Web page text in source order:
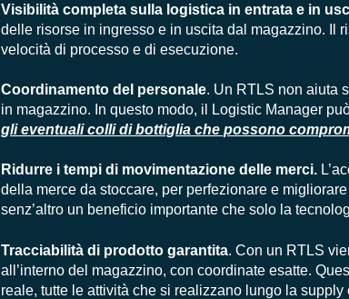
Visibilità completa sulla logistica in entrata e in
delle risorse in ingresso e in uscita dal magazzino. Il
velocità di processo e di esecuzione.
Coordinamento del personale. Un RTLS non aiuta
in magazzino. In questo modo, il Logistic Manager
gli eventuali colli di bottiglia che possono
Ridurre i tempi di movimentazione delle merci.
della merce da stoccare, per perfezionare e
senz’altro un beneficio importante che solo la
Tracciabilità di prodotto garantita. Con un RTLS
all’interno del magazzino, con coordinate esatte.
reale, tutte le attività che si realizzano lungo la